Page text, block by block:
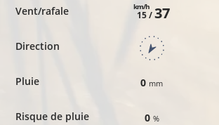
Vent/rafale
Direction
Pluie
Risque de pluie
15 /
km/h 37
0 mm
0 %